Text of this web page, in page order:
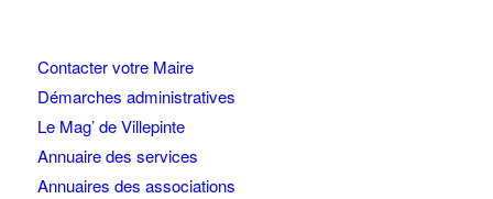
Contacter votre Maire
Démarches administratives
Le Mag’ de Villepinte
Annuaire des services
Annuaires des associations